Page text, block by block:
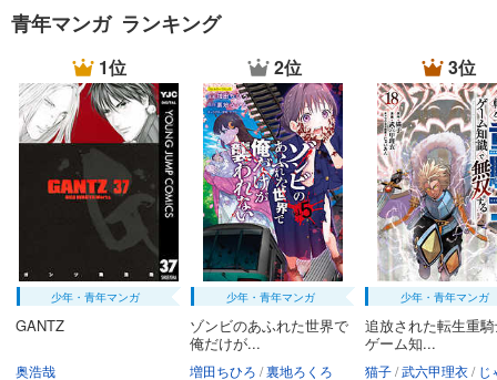
青年マンガ ランキング
1位
少年・青年マンガ
GANTZ
奥浩哉
2位
少年・青年マンガ
ゾンビのあふれた世界で
俺だけが...
増田ちひろ 裏地ろくろ
3位
少年・青年マンガ
追放された転生重
ゲーム知...
猫子 武六甲理衣 じゃ